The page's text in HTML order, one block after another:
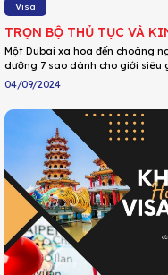
Visa
TRỌN BỘ THỦ TỤC VÀ
Một Dubai xa hoa đến choáng
dưỡng 7 sao dành cho giới siêu
khách. Và chắc hẳn điều bạn
nhất qua bài viết sau.
04/09/2024